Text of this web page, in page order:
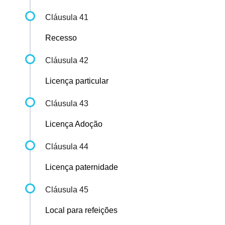
Cláusula 41
Recesso
Cláusula 42
Licença particular
Cláusula 43
Licença Adoção
Cláusula 44
Licença paternidade
Cláusula 45
Local para refeições